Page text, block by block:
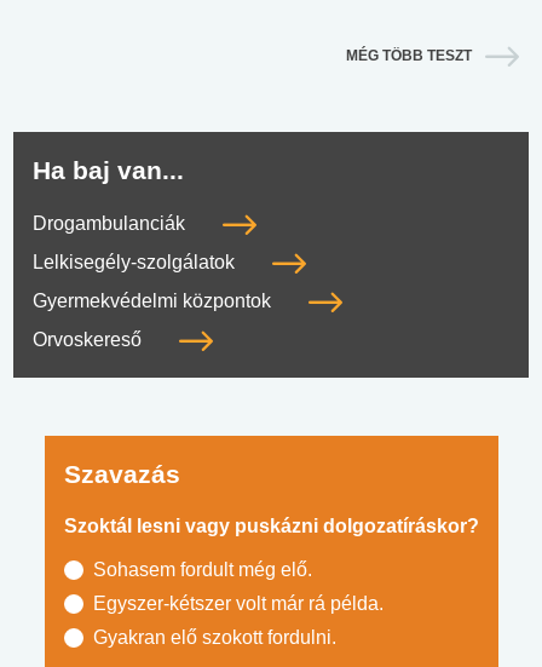
MÉG TÖBB TESZT
Ha baj van...
Drogambulanciák
Lelkisegély-szolgálatok
Gyermekvédelmi központok
Orvoskereső
Szavazás
Szoktál lesni vagy puskázni dolgozatíráskor?
Sohasem fordult még elő.
Egyszer-kétszer volt már rá példa.
Gyakran elő szokott fordulni.